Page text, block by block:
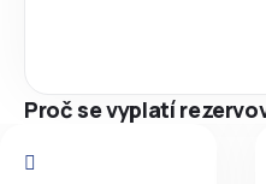
Proč se vyplatí